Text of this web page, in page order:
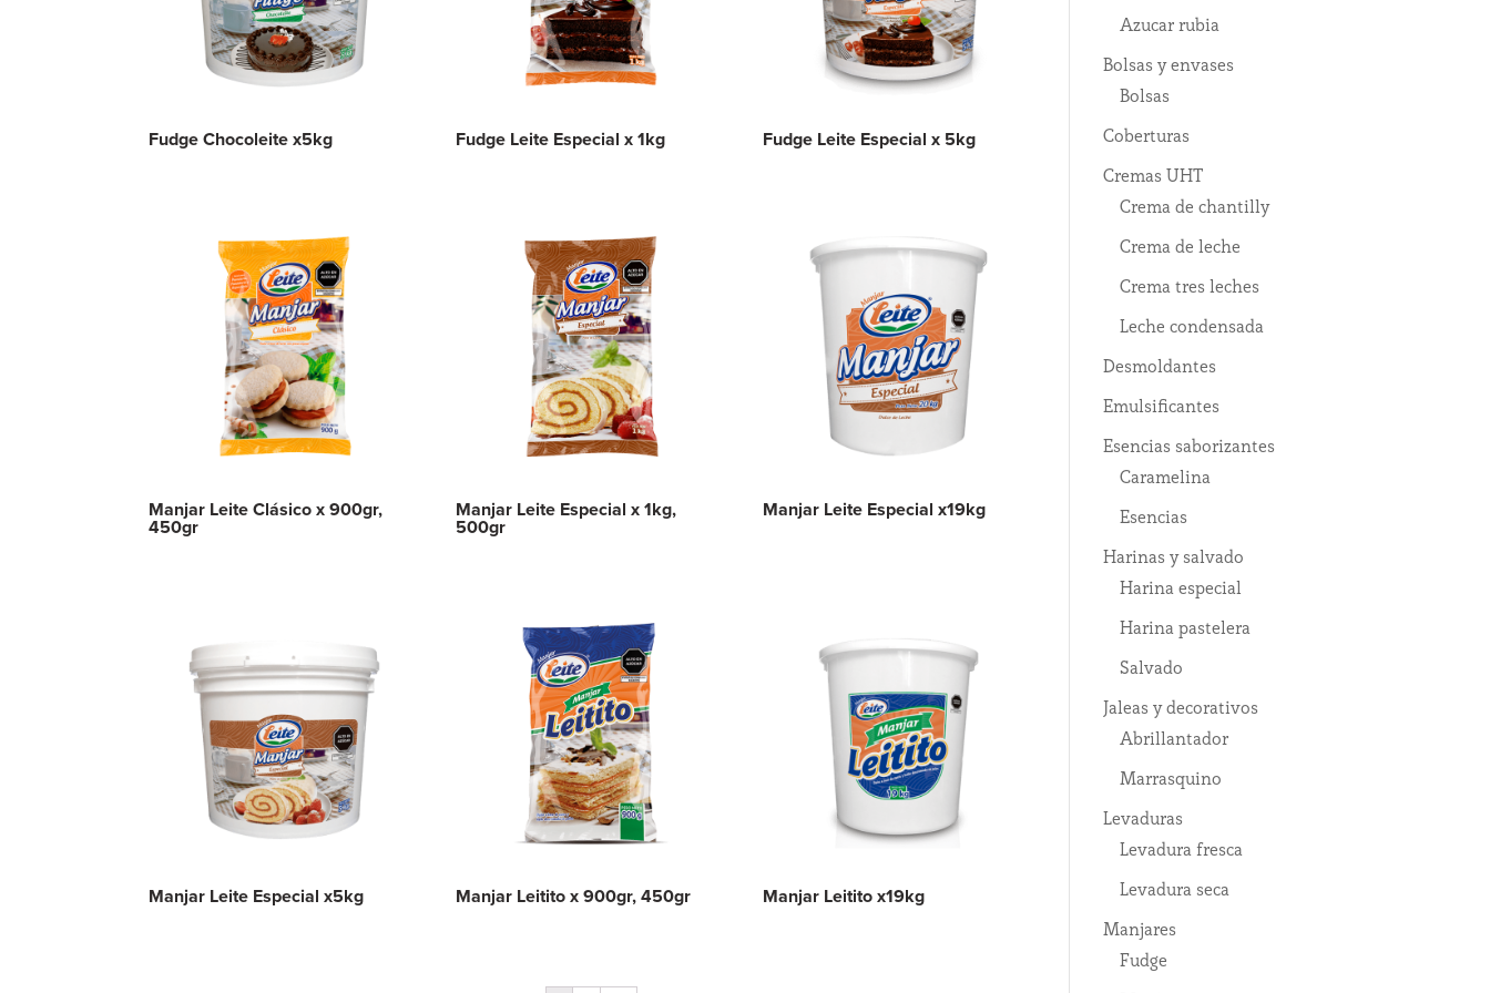
Fudge Chocoleite x5kg Fudge Leite Especial x 1kg Fudge Leite Especial x 5kg
Manjar Leite Clásico x 900gr,
450gr
Manjar Leite Especial x 1kg,
500gr
Manjar Leite Especial x19kg
Manjar Leite Especial x5kg Manjar Leitito x 900gr, 450gr Manjar Leitito x19kg
Azucar rubia
Bolsas y envases
Bolsas
Coberturas
Cremas UHT
Crema de chantilly
Crema de leche
Crema tres leches
Leche condensada
Desmoldantes
Emulsificantes
Esencias saborizantes
Caramelina
Esencias
Harinas y salvado
Harina especial
Harina pastelera
Salvado
Jaleas y decorativos
Abrillantador
Marrasquino
Levaduras
Levadura fresca
Levadura seca
Manjares
Fudge